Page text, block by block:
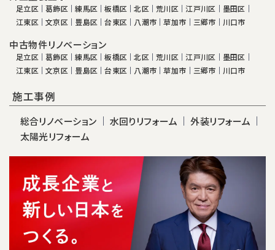
足立区 葛飾区 練馬区 板橋区 北区 荒川区 江戸川区
墨田区
江東区
文京区 豊島区 台東区 八潮市 草加市 三郷市 川口市
中古物件リノベーション
足立区 葛飾区 練馬区 板橋区 北区 荒川区 江戸川区
墨田区
江東区
文京区 豊島区 台東区 八潮市 草加市 三郷市 川口市
施工事例
総合リノベーション 水回りリフォーム
外装リフォーム
太陽光リフォーム